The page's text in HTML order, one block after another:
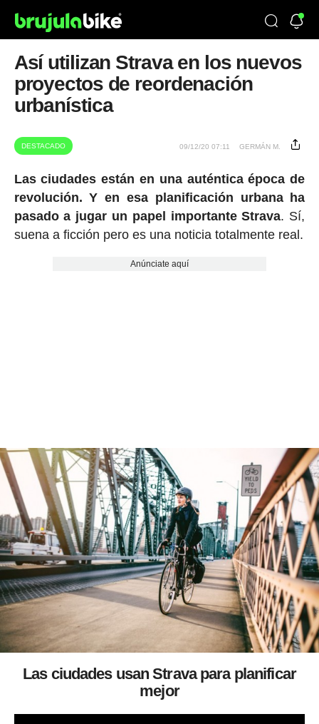
Así utilizan Strava en los nuevos
proyectos de reordenación
urbanística
DESTACADO 09/12/20 07:11 GERMÁN M.
Las ciudades están en una auténtica época de
revolución. Y en esa planificación urbana ha
pasado a jugar un papel importante Strava. Sí,
suena a ficción pero es una noticia totalmente real.
Anúnciate aquí
Las ciudades usan Strava para planificar
mejor